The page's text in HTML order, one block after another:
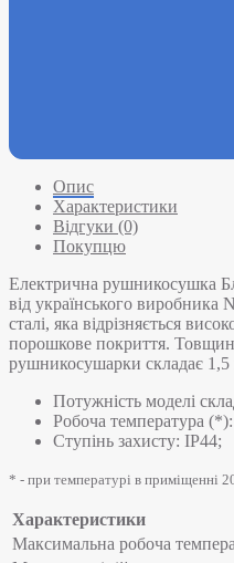
Опис
Характеристики
Відгуки (0)
Покупцю
Електрична рушникосушка
від українського виробника
сталі, яка відрізняється
порошкове покриття.
рушникосушарки складає
Потужність моделі
Робоча температура
Ступінь захисту: IP44;
* - при температурі в приміщенні
Характеристики
Максимальна робоча